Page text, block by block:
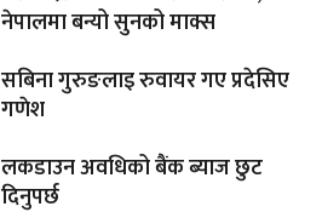
नेपालमा बन्यो सुनको माक्स
सबिना गुरुङलाइ रुवायर गए प्रदेसिए
गणेश
लकडाउन अवधिको बैंक ब्याज छुट
दिनुपर्छ